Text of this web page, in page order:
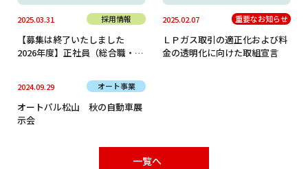
2025.03.31 採用情報
【募集は終了いたしました
2026年度】正社員（総合職・専
2025.02.07 重要なお知らせ
ＬＰガス取引の適正化および料
金の透明化に向けた取組宣言
2024.09.29 オート事業
オートパル松山 秋の自動車展
示会
一覧へ